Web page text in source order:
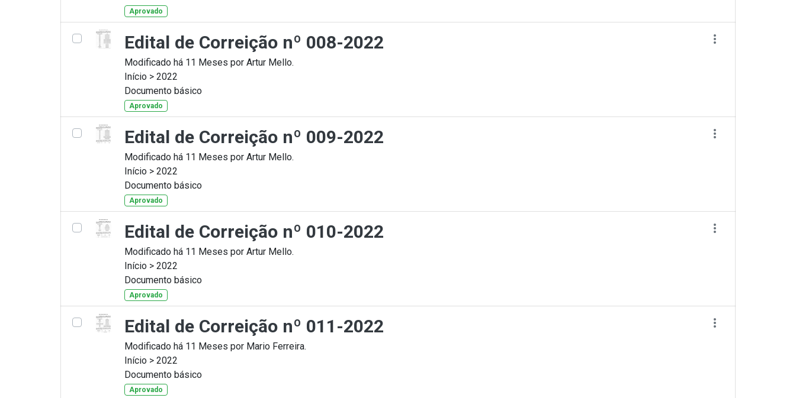
Aprovado
Edital de Correição nº 008-2022
Modificado há 11 Meses por Artur Mello.
Início > 2022
Documento básico
Aprovado
Edital de Correição nº 009-2022
Modificado há 11 Meses por Artur Mello.
Início > 2022
Documento básico
Aprovado
Edital de Correição nº 010-2022
Modificado há 11 Meses por Artur Mello.
Início > 2022
Documento básico
Aprovado
Edital de Correição nº 011-2022
Modificado há 11 Meses por Mario Ferreira.
Início > 2022
Documento básico
Aprovado